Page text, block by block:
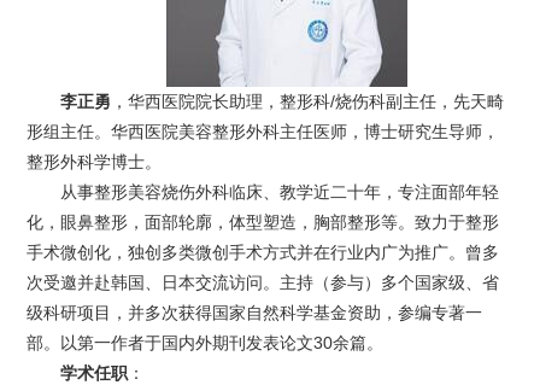
李正勇 ，华西医院院长助理，整形科/烧伤科副主任，先天畸
形组主任。华西医院美容整形外科主任医师，博士研究生导师，
整形外科学博士。
从事整形美容烧伤外科临床、教学近二十年，专注面部年轻
化，眼鼻整形，面部轮廓，体型塑造，胸部整形等。致力于整形
手术微创化，独创多类微创手术方式并在行业内广为推广。曾多
次受邀并赴韩国、日本交流访问。主持（参与）多个国家级、省
级科研项目，并多次获得国家自然科学基金资助，参编专著一
部。以第一作者于国内外期刊发表论文30余篇。
学术任职 ：